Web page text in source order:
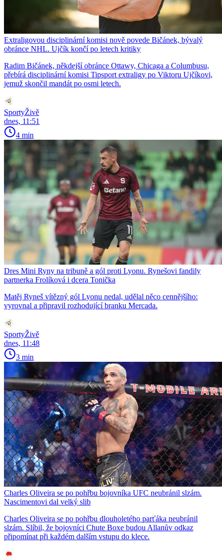
Extraligovou disciplinární komisi nově povede Bičánek, bývalý
obránce NHL. Ujčík končí po letech kritiky
Radim Bičánek, někdejší obránce Ottawy, Chicaga a Columbusu,
přebírá disciplinární komisi Tipsport extraligy po Viktoru Ujčíkovi,
jemuž skončil mandát po osmi letech.
SportyŽivě
dnes, 11:51
4 min
Dres Mini Ryny na tribuně a gól proti Lyonu. Rynešovi fandily
partnerka Frolíková i dcera Tonička
Matěj Ryneš vítězný gól Lyonu nedal, udělal něco cennějšího:
vyrovnal a připravil rozhodující branku Mercada.
SportyŽivě
dnes, 11:48
3 min
Charles Oliveira se po pohřbu bojovníka UFC neubránil slzám.
Nascimentovi dal velký slib
Charles Oliveira se po pohřbu dlouholetého parťáka neubránil
slzám. Slíbil, že bojovníci Chute Boxe budou Allanův odkaz
připomínat při každém dalším vstupu do klece.